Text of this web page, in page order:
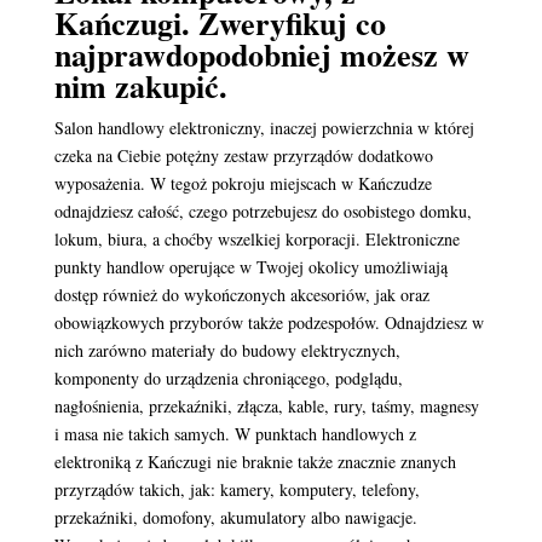
Kańczugi. Zweryfikuj co
najprawdopodobniej możesz w
nim zakupić.
Salon handlowy elektroniczny, inaczej powierzchnia w której
czeka na Ciebie potężny zestaw przyrządów dodatkowo
wyposażenia. W tegoż pokroju miejscach w Kańczudze
odnajdziesz całość, czego potrzebujesz do osobistego domku,
lokum, biura, a choćby wszelkiej korporacji. Elektroniczne
punkty handlow operujące w Twojej okolicy umożliwiają
dostęp również do wykończonych akcesoriów, jak oraz
obowiązkowych przyborów także podzespołów. Odnajdziesz w
nich zarówno materiały do budowy elektrycznych,
komponenty do urządzenia chroniącego, podglądu,
nagłośnienia, przekaźniki, złącza, kable, rury, taśmy, magnesy
i masa nie takich samych. W punktach handlowych z
elektroniką z Kańczugi nie braknie także znacznie znanych
przyrządów takich, jak: kamery, komputery, telefony,
przekaźniki, domofony, akumulatory albo nawigacje.